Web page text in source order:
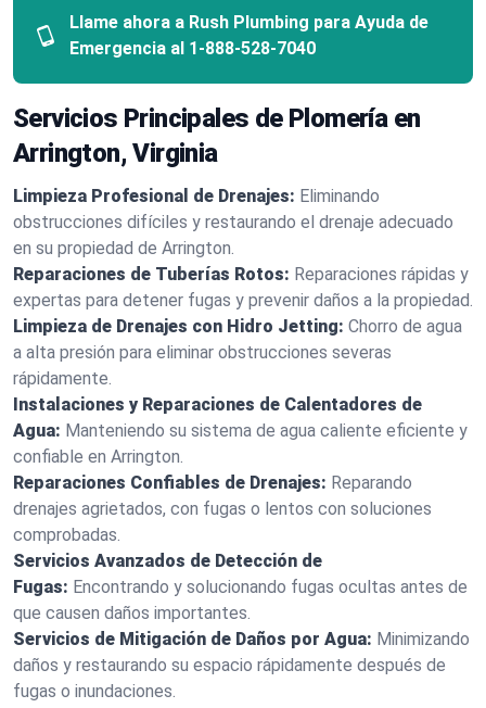
Llame ahora a Rush Plumbing para Ayuda de
Emergencia al 1-888-528-7040
Servicios Principales de Plomería en
Arrington, Virginia
Limpieza Profesional de Drenajes: Eliminando
obstrucciones difíciles y restaurando el drenaje adecuado
en su propiedad de Arrington.
Reparaciones de Tuberías Rotos: Reparaciones rápidas y
expertas para detener fugas y prevenir daños a la propiedad.
Limpieza de Drenajes con Hidro Jetting: Chorro de agua
a alta presión para eliminar obstrucciones severas
rápidamente.
Instalaciones y Reparaciones de Calentadores de
Agua: Manteniendo su sistema de agua caliente eficiente y
confiable en Arrington.
Reparaciones Confiables de Drenajes: Reparando
drenajes agrietados, con fugas o lentos con soluciones
comprobadas.
Servicios Avanzados de Detección de
Fugas: Encontrando y solucionando fugas ocultas antes de
que causen daños importantes.
Servicios de Mitigación de Daños por Agua: Minimizando
daños y restaurando su espacio rápidamente después de
fugas o inundaciones.